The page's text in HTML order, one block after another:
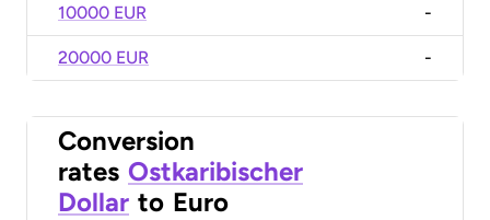
10000 EUR -
20000 EUR -
Conversion
rates Ostkaribischer
Dollar to Euro